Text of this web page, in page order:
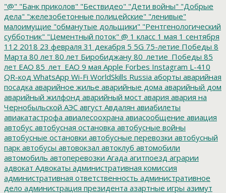
"@" "Банк приколов" "Бествидео" "Дети войны" "Добрые
дела" "железобетонные полицейские" "ленивые"
малоимущие "обманутые дольщики" "Рентгенологический
субботник" "Цементный поток" @ 1 класс 1 мая 1 сентября
112 2018 23 февраля 31 декабря 5 5G 75-летие Победы 8
Марта 80 лет 80 лет Биробиджану 80_летие_Победы 85
лет ЕАО 85_лет_ЕАО 9 мая Apple Forbes Instagram L-410
QR-код WhatsApp Wi-Fi WorldSkills Russia аборты аварийная
посадка аварийное жилье аварийные дома аварийный дом
аварийный жилфонд аварийный мост авария авария на
Чернобыльской АЭС август Авдалян авиабилеты
авиакатастрофа авиалесоохрана авиасообщение авиация
автобус автобусная остановка автобусные войны
автобусные остановки автобусные перевозки автобусный
парк автобусы автовокзал автоклуб автомобили
автомобиль автоперевозки Агада агитпоезд аграрии
адвокат Адвокаты административная комиссия
административная ответственность административное
дело администрация президента азартные игры азимут